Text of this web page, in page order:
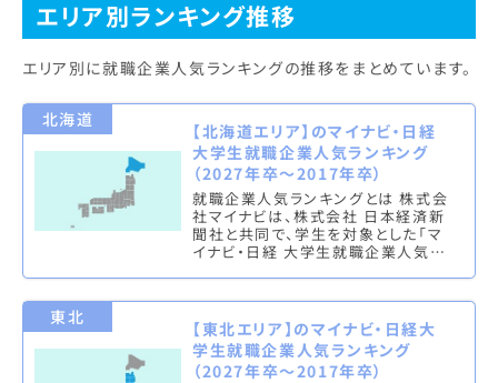
エリア別ランキング推移
エリア別に就職企業人気ランキングの推移をまとめています。
北海道
【北海道エリア】のマイナビ・日経
大学生就職企業人気ランキング
（2027年卒～2017年卒）
就職企業人気ランキングとは 株式会
社マイナビは、株式会社 日本経済新
聞社と共同で、学生を対象とした「マ
イナビ・日経 大学生就職企業人気ラ
東北
【東北エリア】のマイナビ・日経大
学生就職企業人気ランキング
（2027年卒～2017年卒）